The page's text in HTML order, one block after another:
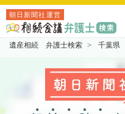
朝日新聞社運営
遺産相続 弁護士検索 千葉県